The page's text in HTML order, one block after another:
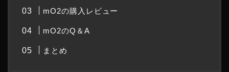
mO2の購入レビュー
mO2のQ＆A
まとめ